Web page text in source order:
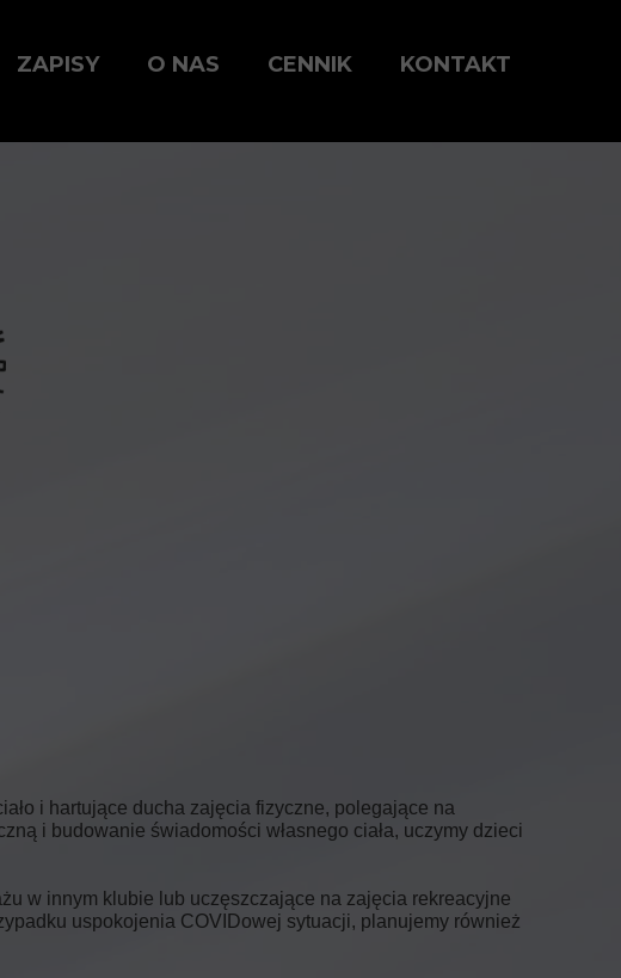
ZAPISY O NAS CENNIK KONTAKT
i hartujące ducha zajęcia fizyczne, polegające na
i budowanie świadomości własnego ciała, uczymy dzieci
w innym klubie lub uczęszczające na zajęcia rekreacyjne
uspokojenia COVIDowej sytuacji, planujemy również